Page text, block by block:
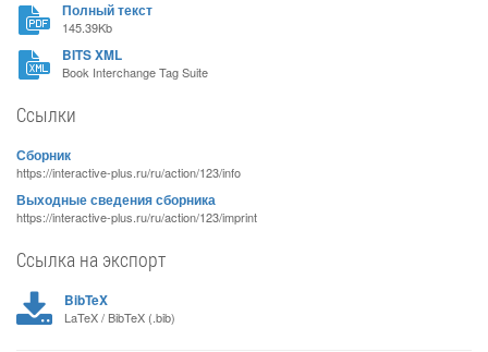
Полный текст
145.39Kb
BITS XML
Book Interchange Tag Suite
Ссылки
Сборник
https://interactive-plus.ru/ru/action/123/info
Выходные сведения сборника
https://interactive-plus.ru/ru/action/123/imprint
Ссылка на экспорт
BibTeX
LaTeX / BibTeX (.bib)